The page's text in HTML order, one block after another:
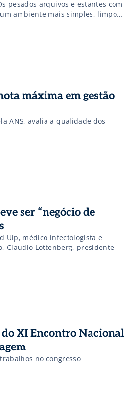
pesados arquivos e estantes com
ambiente mais simples, limpo e
aos pacientes. Essa
máxima em gestão
ANS, avalia a qualidade dos
ser “negócio de
Uip, médico infectologista e
Claudio Lottenberg, presidente
XI Encontro Nacional
no congresso